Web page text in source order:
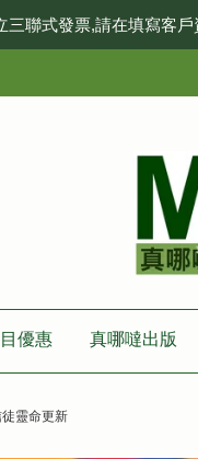
三聯式發票,請在填寫客
優惠 真哪噠出版
靈命更新